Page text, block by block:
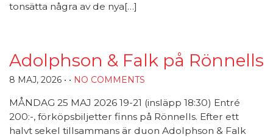
tonsätta några av de nya[…]
Adolphson & Falk på Rönnells
8 MAJ, 2026 • • NO COMMENTS
MÅNDAG 25 MAJ 2026 19-21 (insläpp 18:30) Entré
200:-, förköpsbiljetter finns på Rönnells. Efter ett
halvt sekel tillsammans är duon Adolphson & Falk